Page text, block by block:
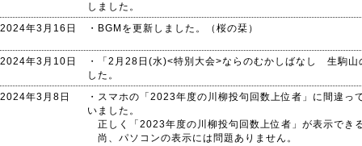
しました。
2024年3月16日
・BGMを更新しました。（桜の栞）
2024年3月10日
・「2月28日(水)<特別大会>ならのむかしばなし 生駒
した。
2024年3月8日
・スマホの「2023年度の川柳投句回数上位者」に間違
いました。
正しく「2023年度の川柳投句回数上位者」が表示でき
尚、パソコンの表示には問題ありません。